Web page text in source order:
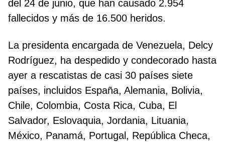
del 24 de junio, que han causado 2.954
fallecidos y más de 16.500 heridos.
La presidenta encargada de Venezuela, Delcy
Rodríguez, ha despedido y condecorado hasta
ayer a rescatistas de casi 30 países siete
países, incluidos España, Alemania, Bolivia,
Chile, Colombia, Costa Rica, Cuba, El
Salvador, Eslovaquia, Jordania, Lituania,
México, Panamá, Portugal, República Checa,